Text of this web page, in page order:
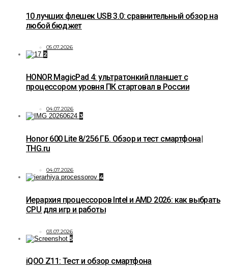
10 лучших флешек USB 3.0: сравнительный обзор на
любой бюджет
05.07.2026
2
HONOR MagicPad 4: ультратонкий планшет с
процессором уровня ПК стартовал в России
04.07.2026
3
Honor 600 Lite 8/256 ГБ. Обзор и тест смартфона|
THG.ru
04.07.2026
4
Иерархия процессоров Intel и AMD 2026: как выбрать
CPU для игр и работы
03.07.2026
5
iQOO Z11: Тест и обзор смартфона